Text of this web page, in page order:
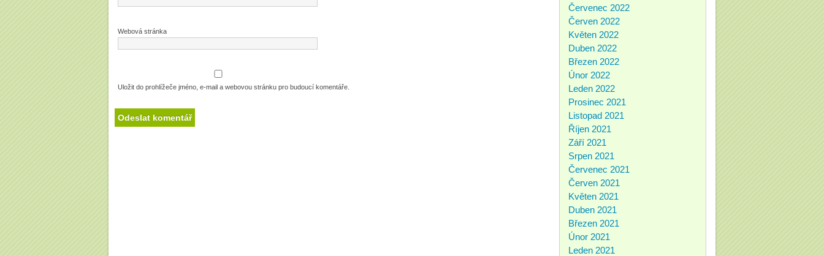
Webová stránka
Uložit do prohlížeče jméno, e-mail a webovou stránku pro budoucí komentáře.
Červenec 2022
Červen 2022
Květen 2022
Duben 2022
Březen 2022
Únor 2022
Leden 2022
Prosinec 2021
Listopad 2021
Říjen 2021
Září 2021
Srpen 2021
Červenec 2021
Červen 2021
Květen 2021
Duben 2021
Březen 2021
Únor 2021
Leden 2021